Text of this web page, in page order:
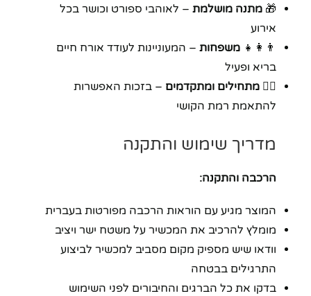
🎁 מתנה מושלמת – לאוהבי ספורט וכושר בכל
אירוע
👨‍👩‍👧 משפחות – המעוניינות לעודד אורח חיים
בריא ופעיל
🏋️‍♀️ מתחילים ומתקדמים – בזכות האפשרות
להתאמת רמת הקושי
מדריך שימוש והתקנה
הרכבה והתקנה:
המוצר מגיע עם הוראות הרכבה מפורטות בעברית
מומלץ להרכיב את המכשיר על משטח ישר ויציב
וודאו שיש מספיק מקום מסביב למכשיר לביצוע
התרגילים בבטחה
בדקו את כל הברגים והחיבורים לפני השימוש